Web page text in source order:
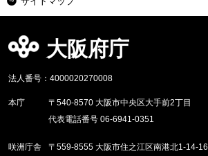
大阪府庁
法人番号：4000020270008
本庁
〒540-8570 大阪市中央区大手前2丁目
代表電話番号 06-6941-0351
咲洲庁舎 〒559-8555 大阪市住之江区南港北1-14-16